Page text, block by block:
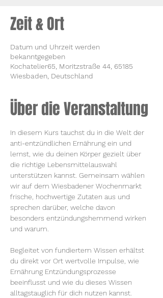
Zeit & Ort
Datum und Uhrzeit werden
bekanntgegeben
Kochatelier65, Moritzstraße 44, 65185
Wiesbaden, Deutschland
Über die Veranstaltung
In diesem Kurs tauchst du in die Welt der
anti-entzündlichen Ernährung ein und
lernst, wie du deinen Körper gezielt über
die richtige Lebensmittelauswahl
unterstützen kannst. Gemeinsam wählen
wir auf dem Wiesbadener Wochenmarkt
frische, hochwertige Zutaten aus und
sprechen darüber, welche davon
besonders entzündungshemmend wirken
und warum.
Begleitet von fundiertem Wissen erhältst
du direkt vor Ort wertvolle Impulse, wie
Ernährung Entzündungsprozesse
beeinflusst und wie du dieses Wissen
alltagstauglich für dich nutzen kannst.